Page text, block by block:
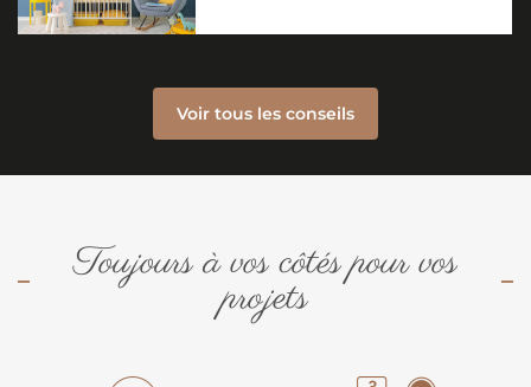
Voir tous les conseils
Toujours à vos côtés pour vos
projets